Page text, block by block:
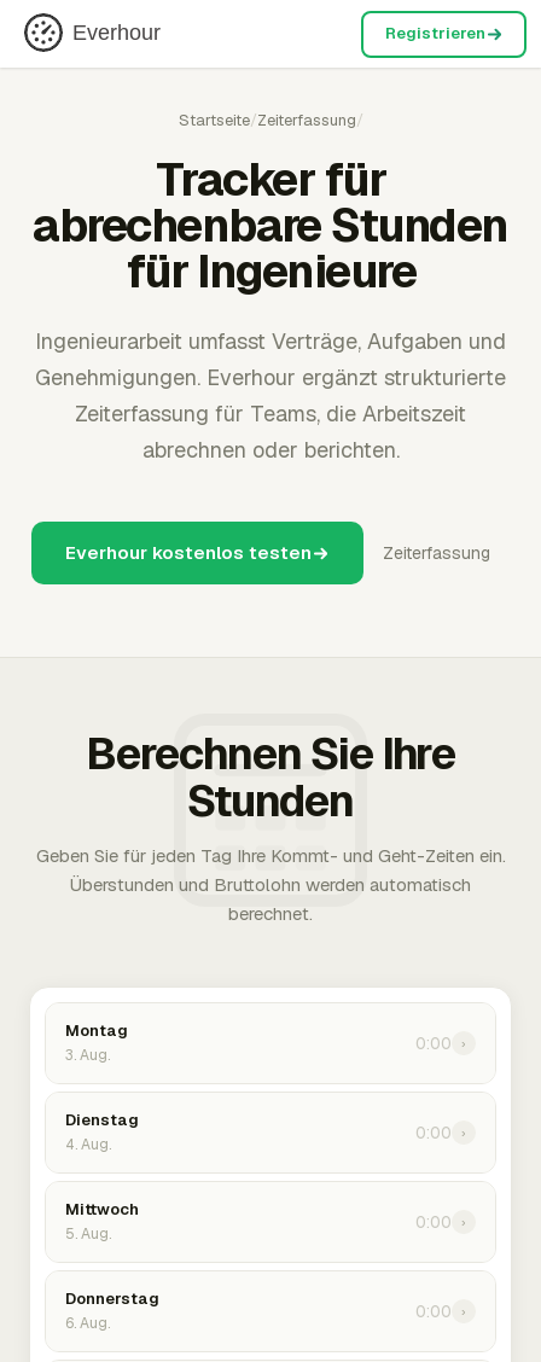
Everhour Registrieren
Startseite/Zeiterfassung/
Tracker für
abrechenbare Stunden
für Ingenieure
Ingenieurarbeit umfasst Verträge, Aufgaben und
Genehmigungen. Everhour ergänzt strukturierte
Zeiterfassung für Teams, die Arbeitszeit
abrechnen oder berichten.
Everhour kostenlos testen Zeiterfassung
Berechnen Sie Ihre
Stunden
Geben Sie für jeden Tag Ihre Kommt- und Geht-Zeiten ein.
Überstunden und Bruttolohn werden automatisch
berechnet.
Montag
3. Aug.
0:00 ›
Dienstag
4. Aug.
0:00 ›
Mittwoch
5. Aug.
0:00 ›
Donnerstag
6. Aug.
0:00 ›